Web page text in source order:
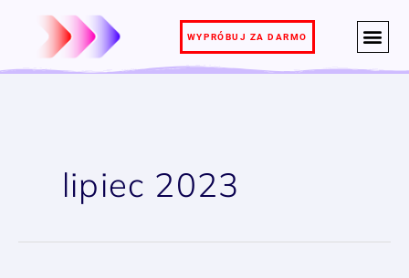
WYPRÓBUJ ZA DARMO
lipiec 2023